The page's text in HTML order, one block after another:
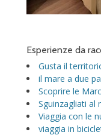
Esperienze da
Gusta il
il mare a due
Scoprire le
Sguinzagliati al
Viaggia con le
viaggia in